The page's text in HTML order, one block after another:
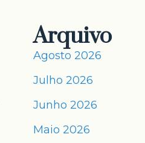
Arquivo
Agosto 2026
Julho 2026
Junho 2026
Maio 2026